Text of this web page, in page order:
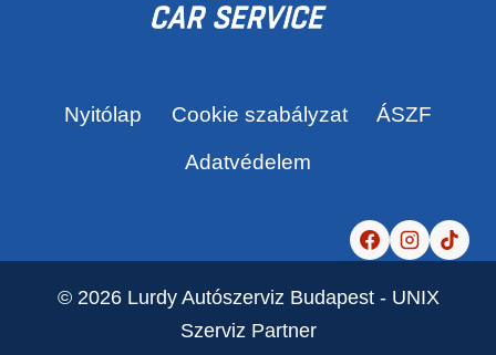
Nyitólap Cookie szabályzat ÁSZF
Adatvédelem
© 2026 Lurdy Autószerviz Budapest - UNIX
Szerviz Partner